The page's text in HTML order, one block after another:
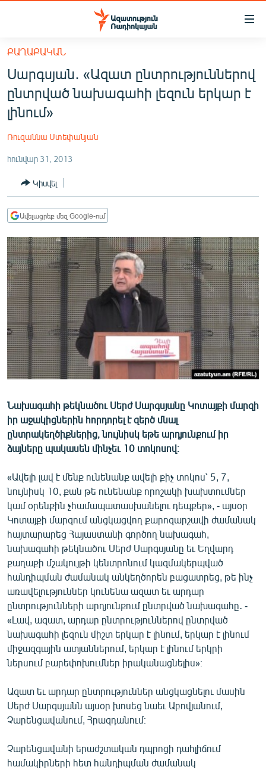
Մատչելիության
հիմնական
բովանդակությանը
Անցնել
հիմնական
մենյուին
ՀԱՅԱՍՏԱՆ
ՔԱՂԱՔԱԿԱՆ
ՏՆՏԵՍՈՒԹՅՈՒՆ
ՂԱՐԱԲԱՂ
ՏԱՐԱԾԱՇՐՋԱՆ
ՄԻՋԱԶԳԱՅԻՆ
ՄՇԱԿՈՒՅԹ
ՍՊՈՐՏ
ՄԵԿՆԱԲԱՆՈՒԹՅՈՒՆ
ՏՏ ԵՒ ԻՆՏԵՐՆԵՏ
ԱՐԽԻՎ
ՏԵՍԱՆՅՈՒԹԵՐ
ԲԱՆԱՎԵՃ
ՓՈԴՔԱՍԹ
Հայերեն
English
Русский
ՀԵՏԵՎԵՔ ՄԵԶ
ՔԱՂԱՔԱԿԱՆ
Սարգսյան․ «Ազատ ընտրություններով
ընտրված նախագահի լեզուն երկար է
լինում»
Ռուզաննա Ստեփանյան
հունվար 31, 2013
Կիսվել
Ավելացրեք մեզ Google-ում
Նախագահի թեկնածու Սերժ Սարգսյանը Կոտայքի մարզի
իր աջակիցներին հորդորել է զերծ մնալ
ընտրակեղծիքներից, նույնիսկ եթե արդյունքում իր
ձայները պակասեն մինչեւ 10 տոկոսով։
«Ավելի լավ է մենք ունենանք ավելի քիչ տոկոս՝ 5, 7,
նույնիսկ 10, քան թե ունենանք որոշակի խախտումներ
կամ օրենքին չհամապատասխանելու դեպքեր», - այսօր
Կոտայքի մարզում անցկացվող քարոզարշավի ժամանակ
հայտարարեց Հայաստանի գործող նախագահ,
նախագահի թեկնածու Սերժ Սարգսյանը եւ Եղվարդ
քաղաքի մշակույթի կենտրոնում կազմակերպված
հանդիպման ժամանակ անկեղծորեն բացատրեց, թե ինչ
առավելություններ կունենա ազատ եւ արդար
ընտրությունների արդյունքում ընտրված նախագահը․ -
«Լավ, ազատ, արդար ընտրություններով ընտրված
նախագահի լեզուն միշտ երկար է լինում, երկար է լինում
միջազգային ատյաններում, երկար է լինում երկրի
ներսում բարեփոխումներ իրականացնելիս»։
Ազատ եւ արդար ընտրություններ անցկացնելու մասին
Սերժ Սարգսյանն այսօր խոսեց նաեւ Աբովյանում,
Չարենցավանում, Հրազդանում։
Չարենցավանի երաժշտական դպրոցի դահլիճում
համակիրների հետ հանդիպման ժամանակ